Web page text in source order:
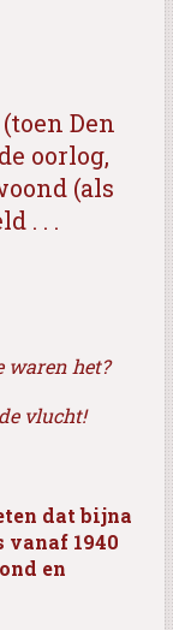
Den
oorlog,
(als
. . .
waren het?
vlucht!
dat bijna
vanaf 1940
en